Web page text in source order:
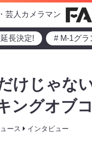
芸人カメラマン
長決定! # M-1グラ
けじゃな
ングオブ
ース インタビュー